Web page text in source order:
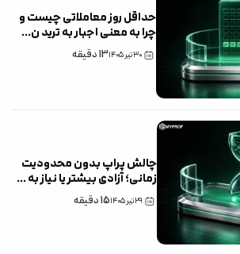
حداقل روز معاملاتی چیست و
چرا به معنی اجبار به ترید ن...
۳۰ تیر ۱۴۰۵ 13دقیقه
چالش پراپ بدون محدودیت
زمانی؛ آزادی بیشتر یا نیاز به...
۲۹ تیر ۱۴۰۵ 15دقیقه